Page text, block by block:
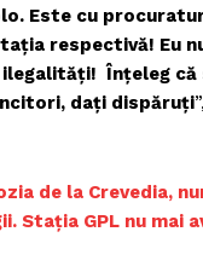
Este cu
respectivă! Eu
Înțeleg că
dați dispăruți
de la Crevedia,
Stația GPL nu mai